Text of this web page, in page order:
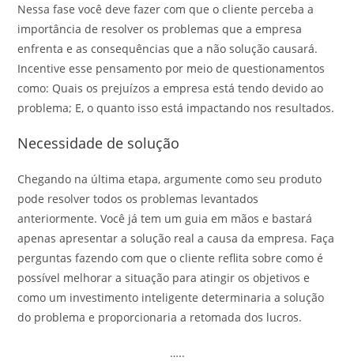
Nessa fase você deve fazer com que o cliente perceba a
importância de resolver os problemas que a empresa
enfrenta e as consequências que a não solução causará.
Incentive esse pensamento por meio de questionamentos
como: Quais os prejuízos a empresa está tendo devido ao
problema; E, o quanto isso está impactando nos resultados.
Necessidade de solução
Chegando na última etapa, argumente como seu produto
pode resolver todos os problemas levantados
anteriormente. Você já tem um guia em mãos e bastará
apenas apresentar a solução real a causa da empresa. Faça
perguntas fazendo com que o cliente reflita sobre como é
possível melhorar a situação para atingir os objetivos e
como um investimento inteligente determinaria a solução
do problema e proporcionaria a retomada dos lucros.
…..